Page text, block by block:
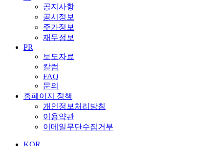
공지사항
공시정보
주가정보
재무정보
PR
보도자료
칼럼
FAQ
문의
홈페이지 정책
개인정보처리방침
이용약관
이메일무단수집거부
KOR